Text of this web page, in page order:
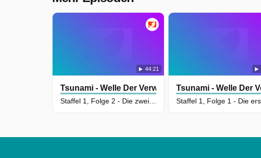
44:21
Tsunami - Welle Der VerwüstungTsunami - Welle Der